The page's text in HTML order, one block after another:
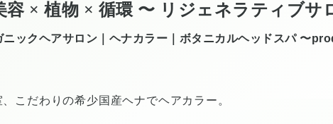
容 × 植物 × 循環 〜 リジェネラティブサ
ニックヘアサロン｜ヘナカラー｜ボタニカルヘッドスパ 〜
こだわりの希少国産ヘナでヘアカラー。